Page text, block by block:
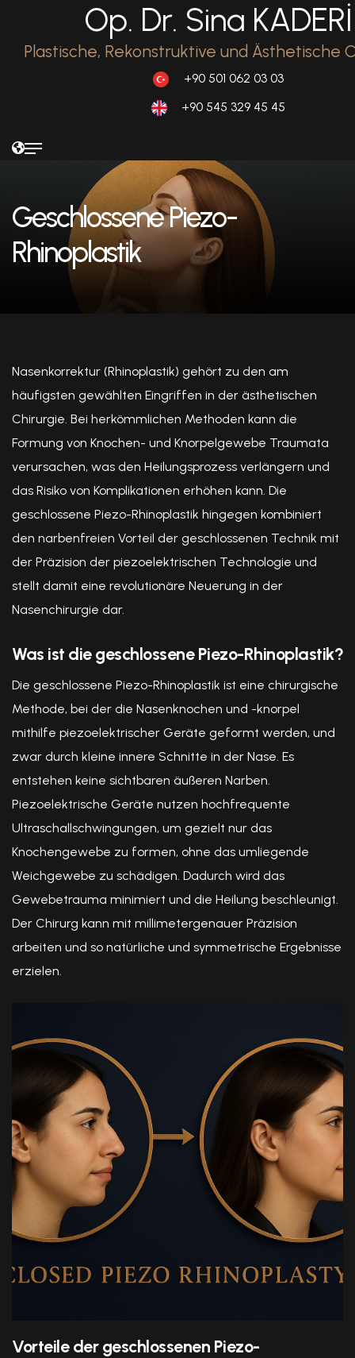
Op. Dr. Sina KADERİ
Plastische, Rekonstruktive und Ästhetische
+90 501 062 03 03
+90 545 329 45 45
Geschlossene Piezo-
Rhinoplastik
Nasenkorrektur (Rhinoplastik) gehört zu den am
häufigsten gewählten Eingriffen in der ästhetischen
Chirurgie. Bei herkömmlichen Methoden kann die
Formung von Knochen- und Knorpelgewebe Traumata
verursachen, was den Heilungsprozess verlängern und
das Risiko von Komplikationen erhöhen kann. Die
geschlossene Piezo-Rhinoplastik hingegen kombiniert
den narbenfreien Vorteil der geschlossenen Technik mit
der Präzision der piezoelektrischen Technologie und
stellt damit eine revolutionäre Neuerung in der
Nasenchirurgie dar.
Was ist die geschlossene Piezo-Rhinoplastik?
Die geschlossene Piezo-Rhinoplastik ist eine chirurgische
Methode, bei der die Nasenknochen und -knorpel
mithilfe piezoelektrischer Geräte geformt werden, und
zwar durch kleine innere Schnitte in der Nase. Es
entstehen keine sichtbaren äußeren Narben.
Piezoelektrische Geräte nutzen hochfrequente
Ultraschallschwingungen, um gezielt nur das
Knochengewebe zu formen, ohne das umliegende
Weichgewebe zu schädigen. Dadurch wird das
Gewebetrauma minimiert und die Heilung beschleunigt.
Der Chirurg kann mit millimetergenauer Präzision
arbeiten und so natürliche und symmetrische Ergebnisse
erzielen.
Vorteile der geschlossenen Piezo-